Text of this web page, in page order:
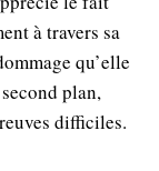
à travers sa
qu’elle
plan,
difficiles.